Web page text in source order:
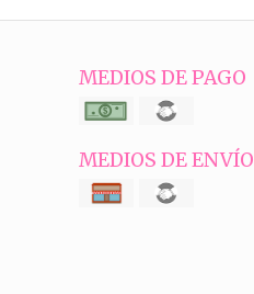
MEDIOS DE PAGO
MEDIOS DE ENVÍO